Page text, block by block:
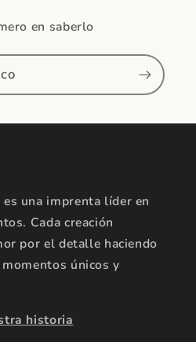
en saberlo
una imprenta líder en
Cada creación
por el detalle haciendo
únicos y
historia